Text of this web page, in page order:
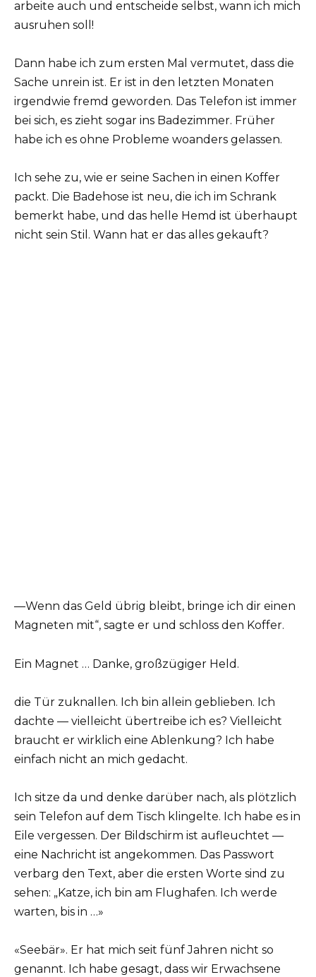
arbeite auch und entscheide selbst, wann ich mich
ausruhen soll!
Dann habe ich zum ersten Mal vermutet, dass die
Sache unrein ist. Er ist in den letzten Monaten
irgendwie fremd geworden. Das Telefon ist immer
bei sich, es zieht sogar ins Badezimmer. Früher
habe ich es ohne Probleme woanders gelassen.
Ich sehe zu, wie er seine Sachen in einen Koffer
packt. Die Badehose ist neu, die ich im Schrank
bemerkt habe, und das helle Hemd ist überhaupt
nicht sein Stil. Wann hat er das alles gekauft?
—Wenn das Geld übrig bleibt, bringe ich dir einen
Magneten mit“, sagte er und schloss den Koffer.
Ein Magnet … Danke, großzügiger Held.
die Tür zuknallen. Ich bin allein geblieben. Ich
dachte — vielleicht übertreibe ich es? Vielleicht
braucht er wirklich eine Ablenkung? Ich habe
einfach nicht an mich gedacht.
Ich sitze da und denke darüber nach, als plötzlich
sein Telefon auf dem Tisch klingelte. Ich habe es in
Eile vergessen. Der Bildschirm ist aufleuchtet —
eine Nachricht ist angekommen. Das Passwort
verbarg den Text, aber die ersten Worte sind zu
sehen: „Katze, ich bin am Flughafen. Ich werde
warten, bis in …»
«Seebär». Er hat mich seit fünf Jahren nicht so
genannt. Ich habe gesagt, dass wir Erwachsene